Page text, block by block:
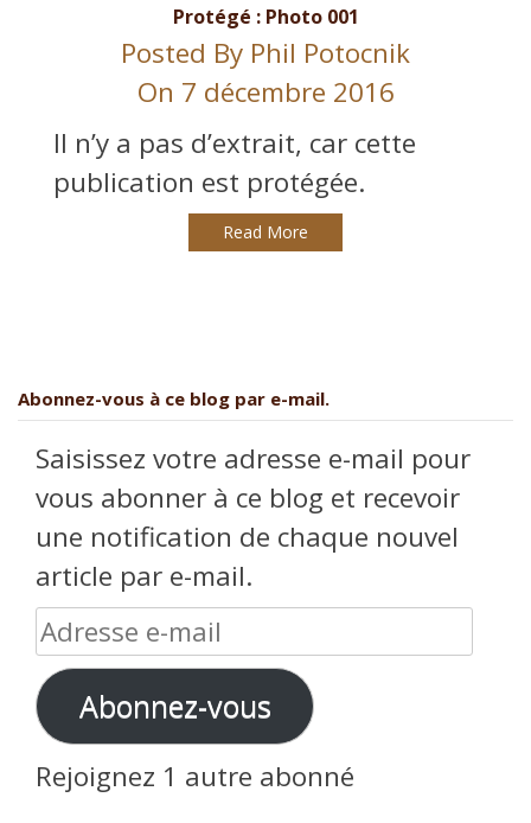
Protégé : Photo 001
Posted By Phil Potocnik
On 7 décembre 2016
Il n’y a pas d’extrait, car cette
publication est protégée.
Read More
Abonnez-vous à ce blog par e-mail.
Saisissez votre adresse e-mail pour
vous abonner à ce blog et recevoir
une notification de chaque nouvel
article par e-mail.
Adresse
e-
mailAbonnez-vous
Rejoignez 1 autre abonné